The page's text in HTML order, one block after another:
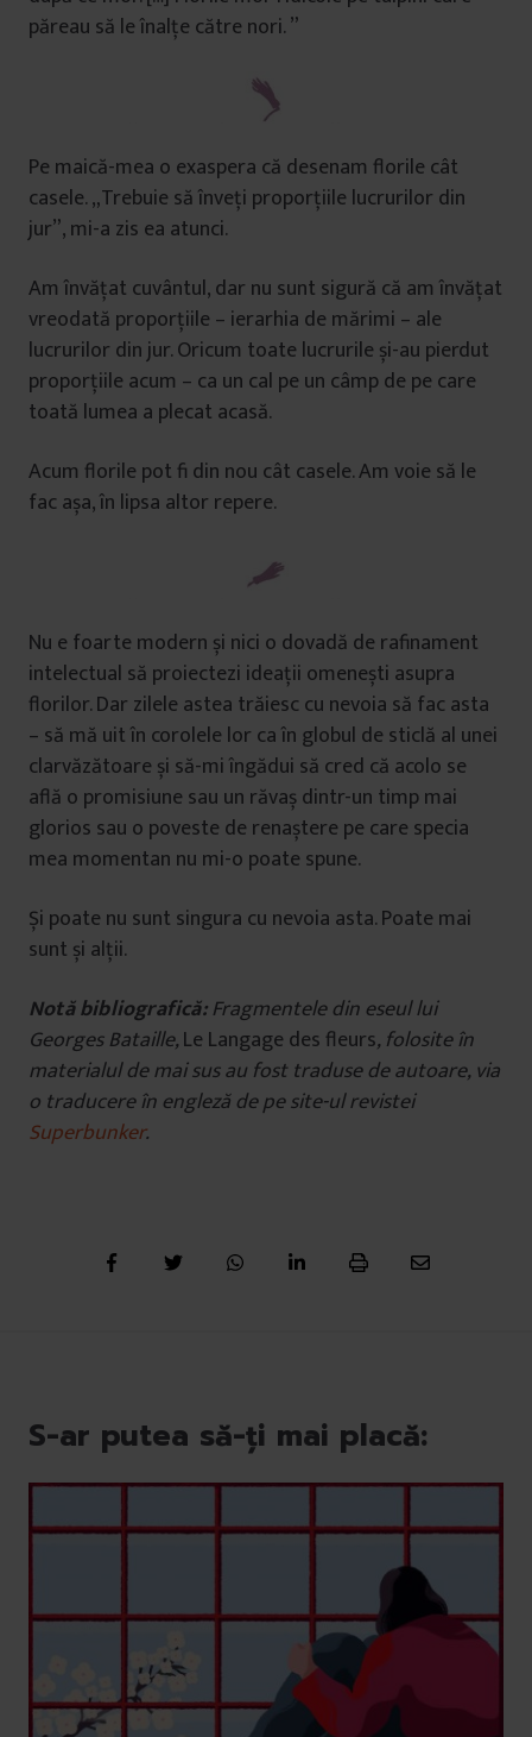
păreau să le înalțe către nori. ”
Pe maică-mea o exaspera că desenam florile cât
casele. „Trebuie să înveți proporțiile lucrurilor din
jur”, mi-a zis ea atunci.
Am învățat cuvântul, dar nu sunt sigură că am învățat
vreodată proporțiile – ierarhia de mărimi – ale
lucrurilor din jur. Oricum toate lucrurile și-au pierdut
proporțiile acum – ca un cal pe un câmp de pe care
toată lumea a plecat acasă.
Acum florile pot fi din nou cât casele. Am voie să le
fac așa, în lipsa altor repere.
Nu e foarte modern și nici o dovadă de rafinament
intelectual să proiectezi ideații omenești asupra
florilor. Dar zilele astea trăiesc cu nevoia să fac asta
– să mă uit în corolele lor ca în globul de sticlă al unei
clarvăzătoare și să-mi îngădui să cred că acolo se
află o promisiune sau un răvaș dintr-un timp mai
glorios sau o poveste de renaștere pe care specia
mea momentan nu mi-o poate spune.
Și poate nu sunt singura cu nevoia asta. Poate mai
sunt și alții.
Notă bibliografică:Fragmentele din eseul lui
Georges Bataille,Le Langage des fleurs, folosite în
materialul de mai sus au fost traduse de autoare, via
o traducere în engleză de pesite-ul revistei
Superbunker.
S-ar putea să-ți mai placă: